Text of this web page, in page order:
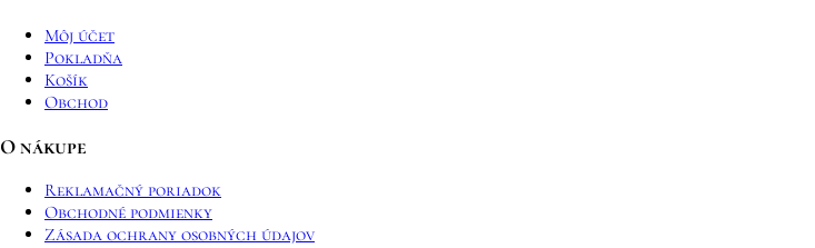
Môj účet
Pokladňa
Košík
Obchod
O nákupe
Reklamačný poriadok
Obchodné podmienky
Zásada ochrany osobných údajov